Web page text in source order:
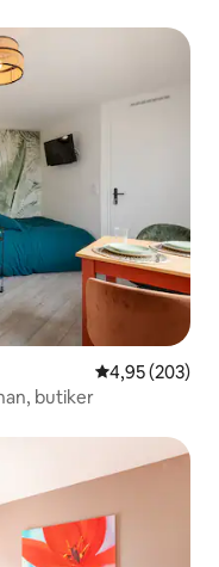
4,95 av 5 i
4,95 (203)
butiker